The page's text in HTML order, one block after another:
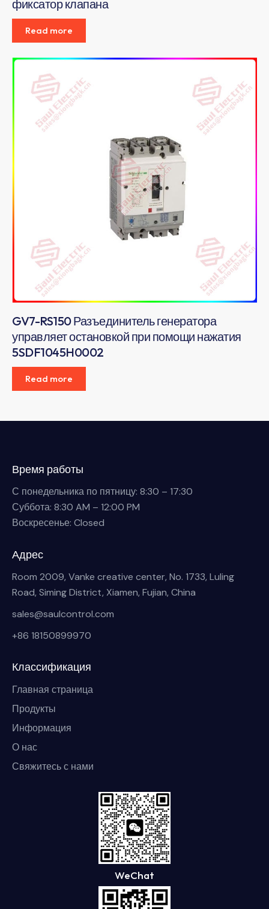
фиксатор клапана
Read more
GV7-RS150 Разъединитель генератора
управляет остановкой при помощи нажатия
5SDF1045H0002
Read more
Время работы
С понедельника по пятницу: 8:30 – 17:30
Суббота: 8:30 AM – 12:00 PM
Воскресенье: Closed
Адрес
Room 2009, Vanke creative center, No. 1733, Luling
Road, Siming District, Xiamen, Fujian, China
sales@saulcontrol.com
+86 18150899970
Классификация
Главная страница
Продукты
Информация
О нас
Свяжитесь с нами
WeChat